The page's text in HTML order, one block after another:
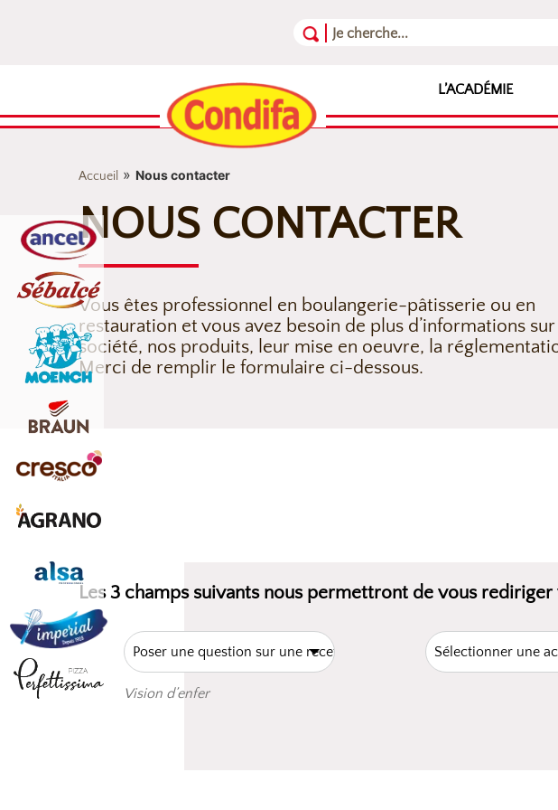
L’ACADÉMIE
Accueil » Nous contacter
NOUS CONTACTER
Vous êtes professionnel en boulangerie-pâtisserie ou en
restauration et vous avez besoin de plus d’informations
société, nos produits, leur mise en oeuvre, la
Merci de remplir le formulaire ci-dessous.
Les 3 champs suivants nous permettront de vous
Vision d’enfer